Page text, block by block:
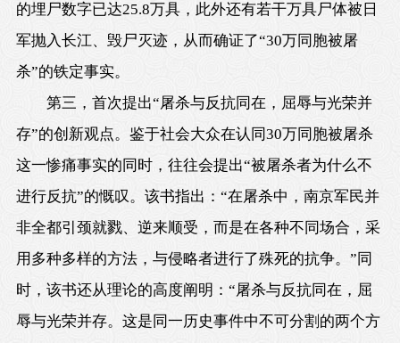
的埋尸数字已达25.8万具，此外还有若干万具尸体被日
军抛入长江、毁尸灭迹，从而确证了“30万同胞被屠
杀”的铁定事实。
第三，首次提出“屠杀与反抗同在，屈辱与光荣并
存”的创新观点。鉴于社会大众在认同30万同胞被屠杀
这一惨痛事实的同时，往往会提出“被屠杀者为什么不
进行反抗”的慨叹。该书指出：“在屠杀中，南京军民并
非全都引颈就戮、逆来顺受，而是在各种不同场合，采
用多种多样的方法，与侵略者进行了殊死的抗争。”同
时，该书还从理论的高度阐明：“屠杀与反抗同在，屈
辱与光荣并存。这是同一历史事件中不可分割的两个方